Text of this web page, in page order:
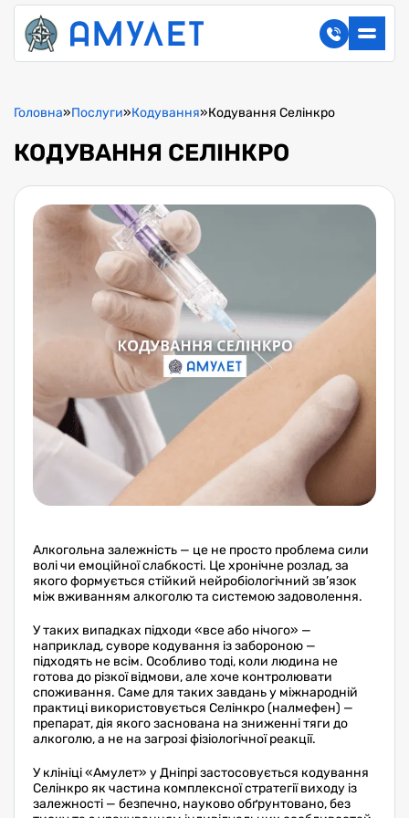
Головна»Послуги»Кодування»Кодування Селінкро
КОДУВАННЯ СЕЛІНКРО
Алкогольна залежність — це не просто проблема сили
волі чи емоційної слабкості. Це хронічне розлад, за
якого формується стійкий нейробіологічний зв’язок
між вживанням алкоголю та системою задоволення.
У таких випадках підходи «все або нічого» —
наприклад, суворе кодування із забороною —
підходять не всім. Особливо тоді, коли людина не
готова до різкої відмови, але хоче контролювати
споживання. Саме для таких завдань у міжнародній
практиці використовується Селінкро (налмефен) —
препарат, дія якого заснована на зниженні тяги до
алкоголю, а не на загрозі фізіологічної реакції.
У клініці «Амулет» у Дніпрі застосовується кодування
Селінкро як частина комплексної стратегії виходу із
залежності — безпечно, науково обґрунтовано, без